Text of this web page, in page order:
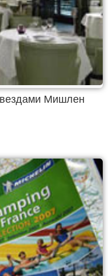
Мишлен